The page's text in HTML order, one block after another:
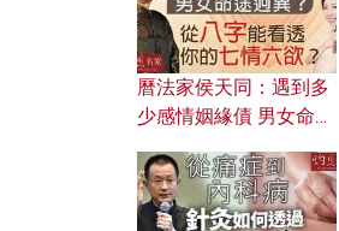
曆法家侯天同：遇到多
少感情姻緣債 男女命途
的七情六欲？